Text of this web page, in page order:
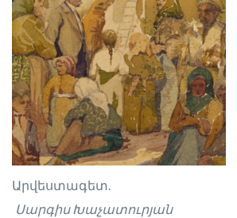
Արվեստագետ.
Սարգիս Խաչատուրյան